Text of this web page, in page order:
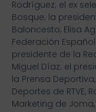
Rodríguez; el ex
Bosque; la
Baloncesto, Elisa
Federación
presidente de la
Miguel Díaz; el
la Prensa
Deportes de RTVE,
Marketing de